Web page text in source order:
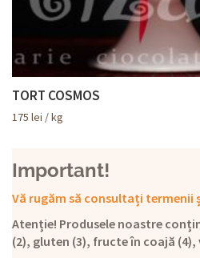
TORT COSMOS
175 lei / kg
Important!
Vă rugăm să consultați termenii
Atenție! Produsele noastre
(2), gluten (3), fructe în coajă